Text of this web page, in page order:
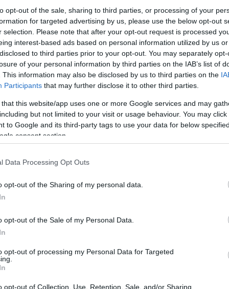
opt-out of the sale, sharing to third parties, or processing of your
for targeted advertising by us, please use the below opt-out
selection. Please note that after your opt-out request is processed
interest-based ads based on personal information utilized by us
to third parties prior to your opt-out. You may separately
of your personal information by third parties on the IAB’s list of
This information may also be disclosed by us to third parties on the
Participants that may further disclose it to other third parties.
that this website/app uses one or more Google services and may
but not limited to your visit or usage behaviour. You may
to Google and its third-party tags to use your data for below
consent section.
Data Processing Opt Outs
opt-out of the Sharing of my personal data.
opt-out of the Sale of my Personal Data.
opt-out of processing my Personal Data for Targeted
opt-out of Collection, Use, Retention, Sale, and/or Sharing
και θα μπορούσαν να μεταμορφώσουν
τα νέα ευρήματα δεν μπορούν να
3 έως 5 χρόνια έως ότου αποδείξουν οι
τις ασθενείς.
επιθεώρηση «Nature», βασίζεται στην
γυναικών. Η ανάλυση έδειξε πως όλοι οι
κύτταρα όταν γίνονται καρκινικά, μπορούν να
IntClust 1-10. Υπάρχουν σαφείς διαφορές
κατηγορίες IntClust 2 και IntClust 5 λ.χ.
οι κατηγορίες IntClust 3 και IntClust 4 έχουν
αυτές θα μπορούσαν να συμβάλλουν στην
τη θεραπεία, εδώ παρατηρείται σημαντική
για μία από 10 μορφές καρκίνου του μαστού.
στιγμή υπάρχουν οι συνήθεις θεραπείες, όπως η
σημαντικότερους ογκολογικούς,
UK. Ο διευθυντής του δρ Χάρπαλ Κουμάρ,